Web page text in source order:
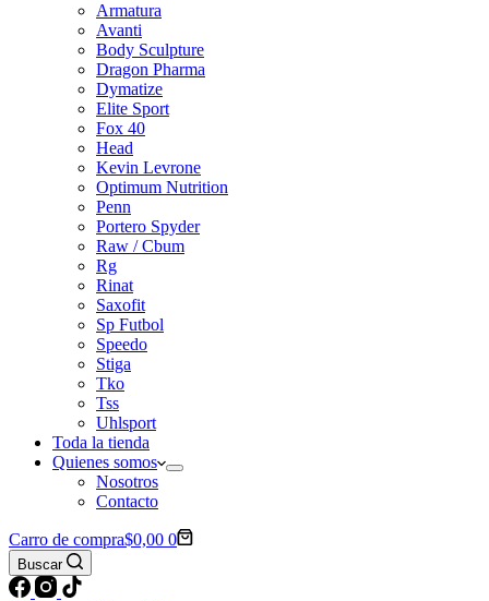
Armatura
Avanti
Body Sculpture
Dragon Pharma
Dymatize
Elite Sport
Fox 40
Head
Kevin Levrone
Optimum Nutrition
Penn
Portero Spyder
Raw / Cbum
Rg
Rinat
Saxofit
Sp Futbol
Speedo
Stiga
Tko
Tss
Uhlsport
Toda la tienda
Quienes somos
Nosotros
Contacto
Carro de compra$0,00 0
Buscar